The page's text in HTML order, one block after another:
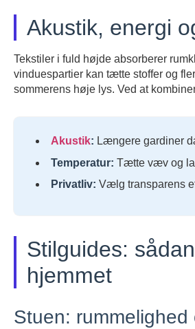
Akustik, energi
Tekstiler i fuld højde absorberer
vinduespartier kan tætte stoffer og
sommerens høje lys. Ved at
Akustik: Længere gardiner
Temperatur: Tætte væv og
Privatliv: Vælg transparens
Stilguides:
hjemmet
Stuen: rummelighed